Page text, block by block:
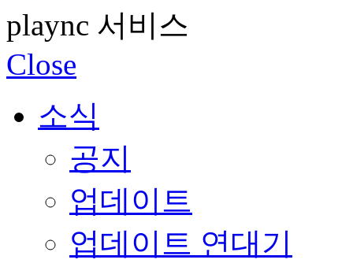
plaync 서비스
Close
소식
공지
업데이트
업데이트 연대기